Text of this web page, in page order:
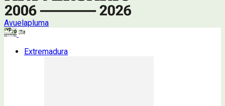
Avuelapluma
Extremadura